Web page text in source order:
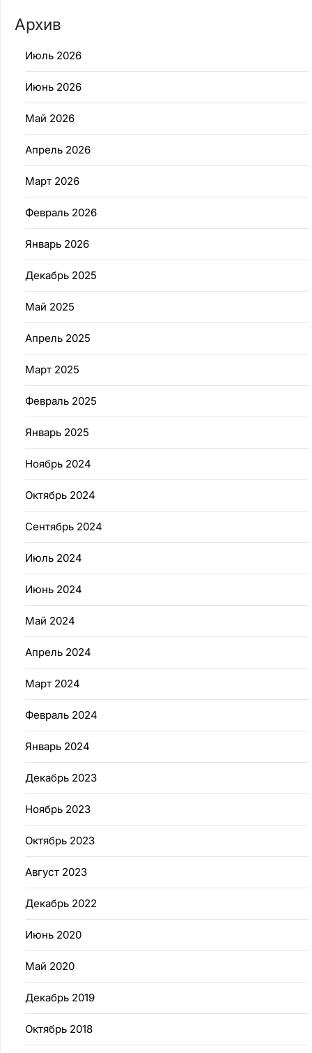
Архив
Июль 2026
Июнь 2026
Май 2026
Апрель 2026
Март 2026
Февраль 2026
Январь 2026
Декабрь 2025
Май 2025
Апрель 2025
Март 2025
Февраль 2025
Январь 2025
Ноябрь 2024
Октябрь 2024
Сентябрь 2024
Июль 2024
Июнь 2024
Май 2024
Апрель 2024
Март 2024
Февраль 2024
Январь 2024
Декабрь 2023
Ноябрь 2023
Октябрь 2023
Август 2023
Декабрь 2022
Июнь 2020
Май 2020
Декабрь 2019
Октябрь 2018